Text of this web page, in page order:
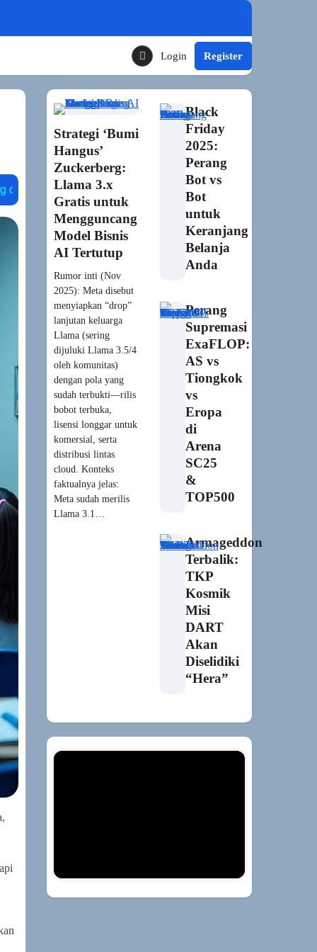
Toggle Theme Mode
Login Register
runtime engine xbox inworld
Strategi ‘Bumi
Hangus’
Zuckerberg:
Llama 3.x
Gratis untuk
Mengguncang
Model Bisnis
AI Tertutup
Rumor inti (Nov
2025): Meta disebut
menyiapkan “drop”
lanjutan keluarga
Llama (sering
dijuluki Llama 3.5/4
oleh komunitas)
dengan pola yang
sudah terbukti—rilis
bobot terbuka,
lisensi longgar untuk
komersial, serta
distribusi lintas
cloud. Konteks
faktualnya jelas:
Meta sudah merilis
Llama 3.1…
Black
Friday
2025:
Perang
Bot vs
Bot
untuk
Keranjang
Belanja
Anda
Perang
Supremasi
ExaFLOP:
AS vs
Tiongkok
vs
Eropa
di
Arena
SC25
&
TOP500
Armageddon
Terbalik:
TKP
Kosmik
Misi
DART
Akan
Diselidiki
“Hera”